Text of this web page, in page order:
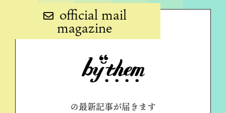
official mail
magazine
の最新記事が届きます